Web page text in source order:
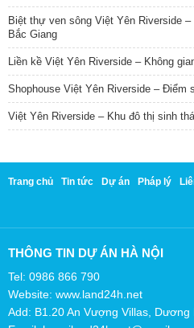
Biệt thự ven sông Việt Yên Riverside
Bắc Giang
Liền kề Việt Yên Riverside – Không
Shophouse Việt Yên Riverside –
Việt Yên Riverside – Khu đô thị sinh
Trang chủ Tin tức Dự án Pháp lý
THÔNG TIN DỰ ÁN HÀ NỘI
Tel: 0986 866 790
Website: www.land24h.net
Add: B1.20 An Vượng Villas,